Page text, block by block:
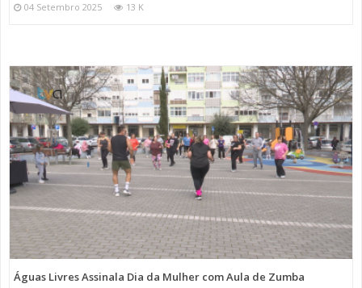
04 Setembro 2025 13 K
Águas Livres Assinala Dia da Mulher com Aula de Zumba